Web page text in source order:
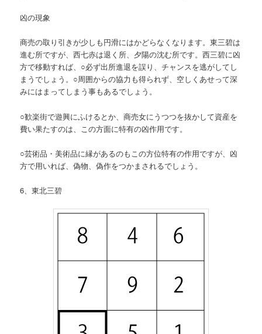
凶の現象
商売の取り引きが少しも円滑にはかどらなくなります。東三碧は
進む所ですが、西七赤は退く所、夕陽の沈む所です。西三碧に凶
方で移動すれば、○必ず出所進退を誤り、チャンスを逃がしてし
まうでしょう。○周囲からの協力も得られず、空しくあせって深
みにはまってしまう事もあるでしょう。
○歓楽街で遊興にふけるとか、商売女にうつつを抜かして資産を
費い果たすのは、この方面に特有の凶作用です。
○芸術品・美術品に縁があるのもこの方位特有の作用ですが、凶
方で用いれば、偽物、偽作をつかまされるでしょう。
6、東北三碧